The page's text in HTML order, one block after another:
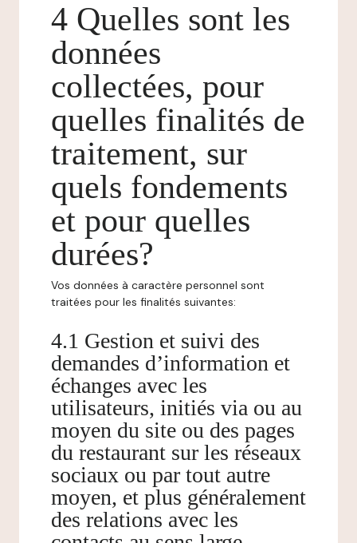
4 Quelles sont les
données
collectées, pour
quelles finalités de
traitement, sur
quels fondements
et pour quelles
durées?
Vos données à caractère personnel sont
traitées pour les finalités suivantes:
4.1 Gestion et suivi des
demandes d’information et
échanges avec les
utilisateurs, initiés via ou au
moyen du site ou des pages
du restaurant sur les réseaux
sociaux ou par tout autre
moyen, et plus généralement
des relations avec les